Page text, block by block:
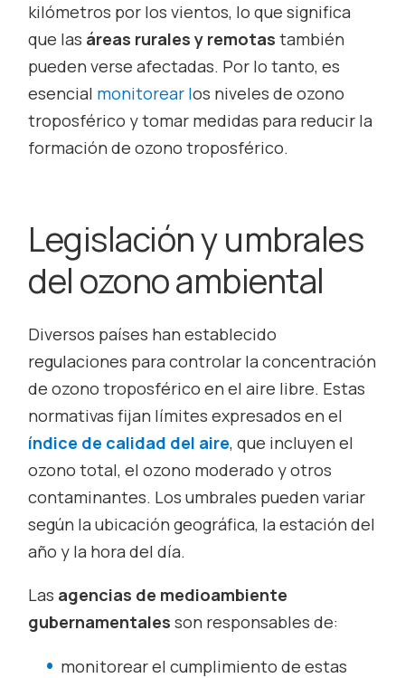
kilómetros por los vientos, lo que significa
que las áreas rurales y remotas también
pueden verse afectadas. Por lo tanto, es
esencial monitorear los niveles de ozono
troposférico y tomar medidas para reducir la
formación de ozono troposférico.
Legislación y umbrales
del ozono ambiental
Diversos países han establecido
regulaciones para controlar la concentración
de ozono troposférico en el aire libre. Estas
normativas fijan límites expresados en el
índice de calidad del aire, que incluyen el
ozono total, el ozono moderado y otros
contaminantes. Los umbrales pueden variar
según la ubicación geográfica, la estación del
año y la hora del día.
Las agencias de medioambiente
gubernamentalesson responsables de:
monitorear el cumplimiento de estas